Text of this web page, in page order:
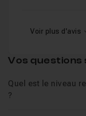
Voir plus d'avis
Vos questions
Quel est le niveau
?